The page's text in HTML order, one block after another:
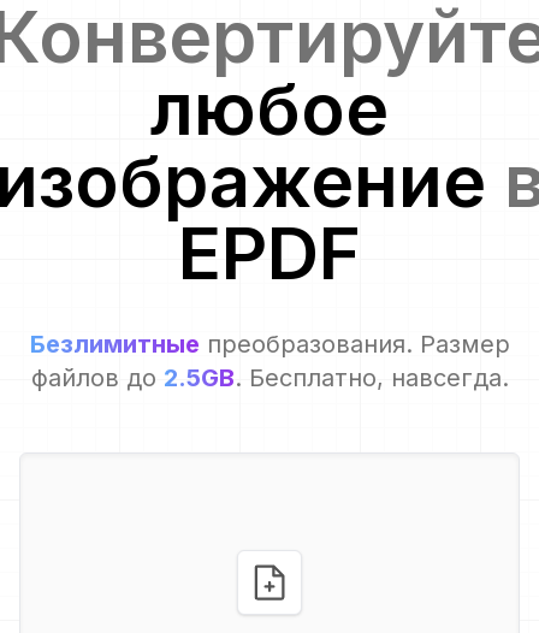
любое
EPDF
Безлимитные преобразования. Размер
файлов до 2.5GB. Бесплатно, навсегда.